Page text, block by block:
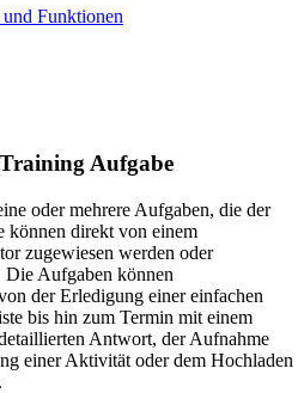
Funktionen
Aufgabe
oder mehrere Aufgaben, die der
können direkt von einem
zugewiesen werden oder
Die Aufgaben können
der Erledigung einer einfachen
bis hin zum Termin mit einem
Antwort, der Aufnahme
einer Aktivität oder dem Hochladen